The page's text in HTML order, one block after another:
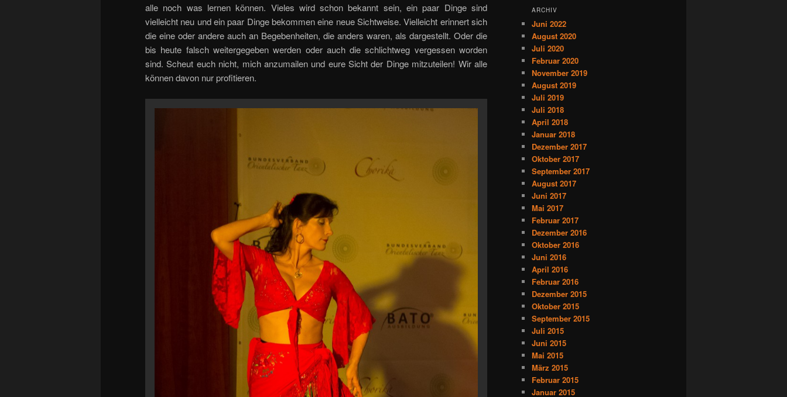
alle noch was lernen können. Vieles wird schon bekannt sein, ein paar Dinge sind
vielleicht neu und ein paar Dinge bekommen eine neue Sichtweise. Vielleicht erinnert sich
die eine oder andere auch an Begebenheiten, die anders waren, als dargestellt. Oder die
bis heute falsch weitergegeben werden oder auch die schlichtweg vergessen worden
sind. Scheut euch nicht, mich anzumailen und eure Sicht der Dinge mitzuteilen! Wir alle
können davon nur profitieren.
ARCHIV
Juni 2022
August 2020
Juli 2020
Februar 2020
November 2019
August 2019
Juli 2019
Juli 2018
April 2018
Januar 2018
Dezember 2017
Oktober 2017
September 2017
August 2017
Juni 2017
Mai 2017
Februar 2017
Dezember 2016
Oktober 2016
Juni 2016
April 2016
Februar 2016
Dezember 2015
Oktober 2015
September 2015
Juli 2015
Juni 2015
Mai 2015
März 2015
Februar 2015
Januar 2015